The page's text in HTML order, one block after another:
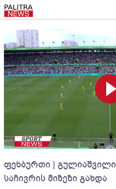
ფეხბურთი |
საჩივრის მიზეზი გახდა